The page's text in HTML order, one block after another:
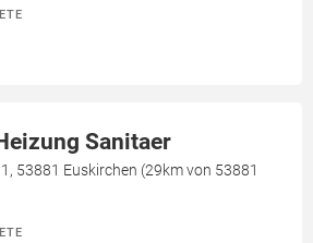
Sanitaer
53881 Euskirchen (29km von 53881